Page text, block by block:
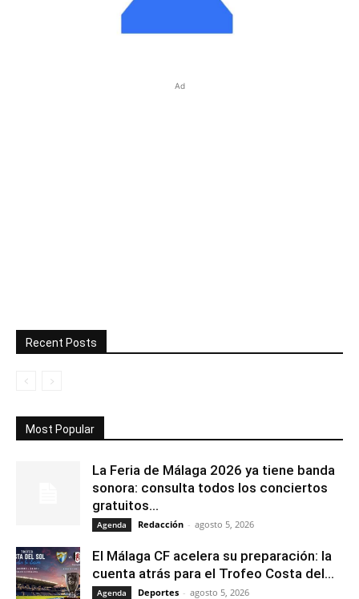
Ad
Recent Posts
Most Popular
La Feria de Málaga 2026 ya tiene banda
sonora: consulta todos los conciertos
gratuitos...
Agenda Redacción - agosto 5, 2026
El Málaga CF acelera su preparación: la
cuenta atrás para el Trofeo Costa del...
Agenda Deportes - agosto 5, 2026